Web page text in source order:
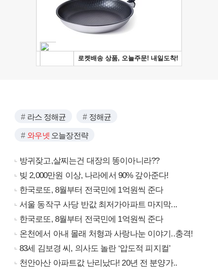
라스 정해균 정해균
와우넷 오늘장전략
방귀잦고,살찌는건 대장의 똥이아니라??
빚 2,000만원 이상, 나라에서 90% 갚아준다!
한국로또, 8월부터 전국민에 1억원씩 준다
서울 동작구 사당 반값 최저가아파트 마지막...
한국로또, 8월부터 전국민에 1억원씩 준다
온천에서 아내 몰래 처형과 사랑나눈 이야기..충격!
83세 김보경 씨, 의사도 놀란 ‘압도적 피지컬’
천안아산 아파트값 난리났다! 20년 전 분양가..